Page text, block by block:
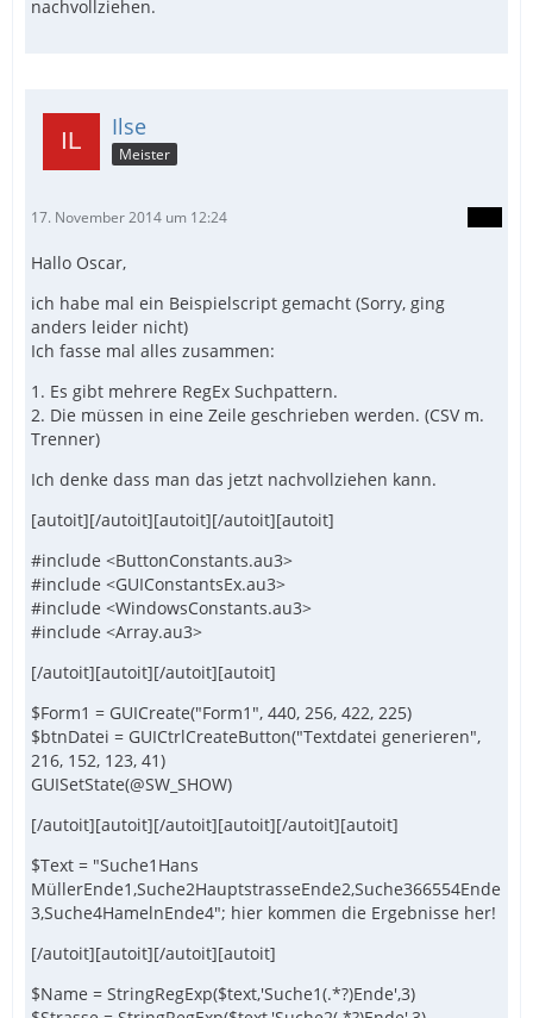
nachvollziehen.
Ilse
Meister
17. November 2014 um 12:24
Hallo Oscar,
ich habe mal ein Beispielscript gemacht (Sorry, ging
anders leider nicht)
Ich fasse mal alles zusammen:
1. Es gibt mehrere RegEx Suchpattern.
2. Die müssen in eine Zeile geschrieben werden. (CSV m.
Trenner)
Ich denke dass man das jetzt nachvollziehen kann.
[autoit][/autoit][autoit][/autoit][autoit]
#include <ButtonConstants.au3>
#include <GUIConstantsEx.au3>
#include <WindowsConstants.au3>
#include <Array.au3>
[/autoit][autoit][/autoit][autoit]
$Form1 = GUICreate("Form1", 440, 256, 422, 225)
$btnDatei = GUICtrlCreateButton("Textdatei generieren",
216, 152, 123, 41)
GUISetState(@SW_SHOW)
[/autoit][autoit][/autoit][autoit][/autoit][autoit]
$Text = "Suche1Hans
MüllerEnde1,Suche2HauptstrasseEnde2,Suche366554Ende
3,Suche4HamelnEnde4"; hier kommen die Ergebnisse her!
[/autoit][autoit][/autoit][autoit]
$Name = StringRegExp($text,'Suche1(.*?)Ende',3)